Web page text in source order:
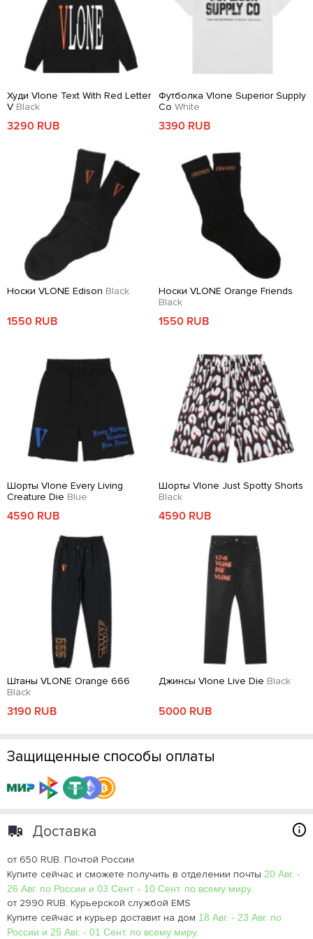
Худи Vlone Text With Red Letter
V Black
3290 RUB
Футболка Vlone Superior Supply
Co White
3390 RUB
Носки VLONE Edison Black
1550 RUB
Носки VLONE Orange Friends
Black
1550 RUB
Шорты Vlone Every Living
Creature Die Blue
4590 RUB
Шорты Vlone Just Spotty Shorts
Black
4590 RUB
Штаны VLONE Orange 666
Black
3190 RUB
Джинсы Vlone Live Die Black
5000 RUB
Защищенные способы оплаты
Доставка
от 650 RUB. Почтой России
Купите сейчас и сможете получить в отделении почты 20 Авг. -
26 Авг. по России и 03 Сент. - 10 Сент. по всему миру.
от 2990 RUB. Курьерской службой EMS
Купите сейчас и курьер доставит на дом 18 Авг. - 23 Авг. по
России и 25 Авг. - 01 Сент. по всему миру.